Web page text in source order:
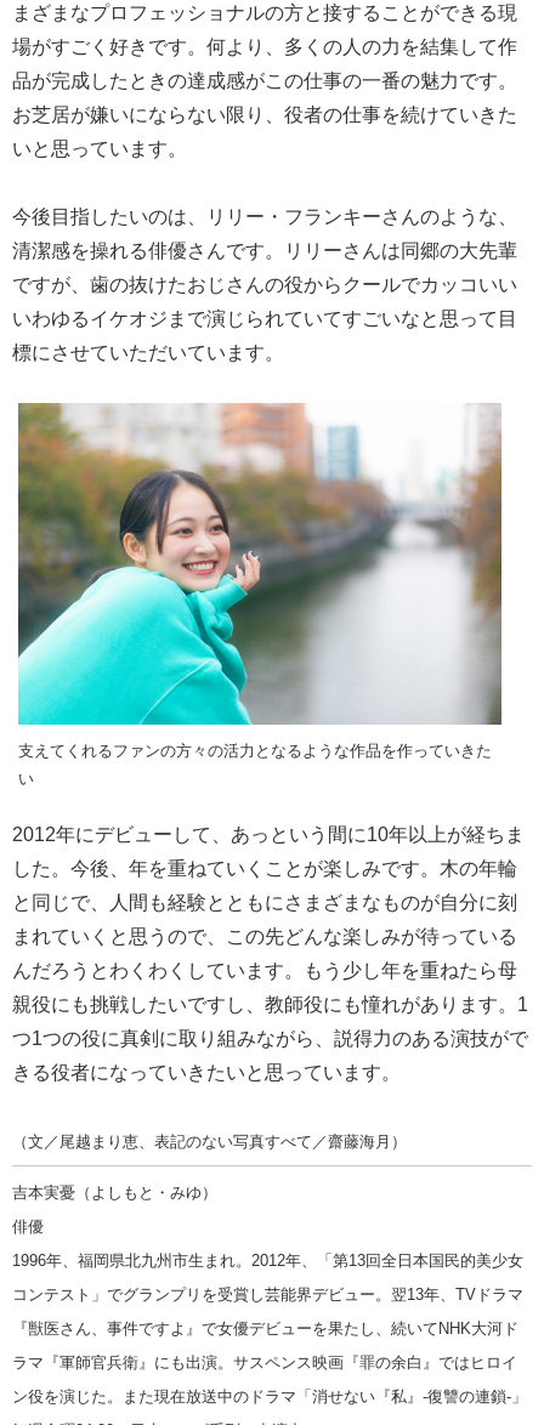
まざまなプロフェッショナルの方と接することができる現
場がすごく好きです。何より、多くの人の力を結集して作
品が完成したときの達成感がこの仕事の一番の魅力です。
お芝居が嫌いにならない限り、役者の仕事を続けていきた
いと思っています。
今後目指したいのは、リリー・フランキーさんのような、
清潔感を操れる俳優さんです。リリーさんは同郷の大先輩
ですが、歯の抜けたおじさんの役からクールでカッコいい
いわゆるイケオジまで演じられていてすごいなと思って目
標にさせていただいています。
支えてくれるファンの方々の活力となるような作品を作っていきた
い
2012年にデビューして、あっという間に10年以上が経ちま
した。今後、年を重ねていくことが楽しみです。木の年輪
と同じで、人間も経験とともにさまざまなものが自分に刻
まれていくと思うので、この先どんな楽しみが待っている
んだろうとわくわくしています。もう少し年を重ねたら母
親役にも挑戦したいですし、教師役にも憧れがあります。1
つ1つの役に真剣に取り組みながら、説得力のある演技がで
きる役者になっていきたいと思っています。
（文／尾越まり恵、表記のない写真すべて／齋藤海月）
吉本実憂（よしもと・みゆ）
俳優
1996年、福岡県北九州市生まれ。2012年、「第13回全日本国民的美少女
コンテスト」でグランプリを受賞し芸能界デビュー。翌13年、TVドラマ
『獣医さん、事件ですよ』で女優デビューを果たし、続いてNHK大河ド
ラマ『軍師官兵衛』にも出演。サスペンス映画『罪の余白』ではヒロイ
ン役を演じた。また現在放送中のドラマ「消せない『私』-復讐の連鎖-」